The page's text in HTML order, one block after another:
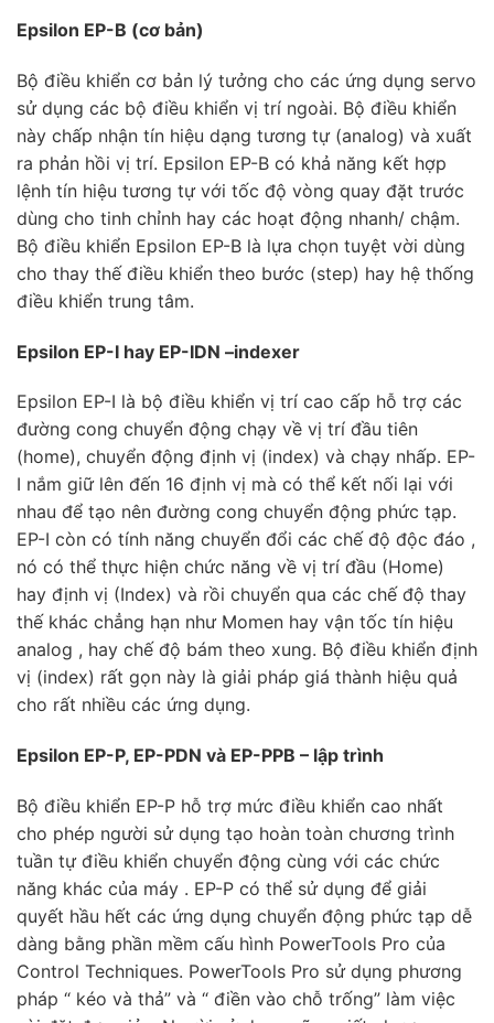
Epsilon EP-B (cơ bản)
Bộ điều khiển cơ bản lý tưởng cho các ứng dụng servo
sử dụng các bộ điều khiển vị trí ngoài. Bộ điều khiển
này chấp nhận tín hiệu dạng tương tự (analog) và xuất
ra phản hồi vị trí. Epsilon EP-B có khả năng kết hợp
lệnh tín hiệu tương tự với tốc độ vòng quay đặt trước
dùng cho tinh chỉnh hay các hoạt động nhanh/ chậm.
Bộ điều khiển Epsilon EP-B là lựa chọn tuyệt vời dùng
cho thay thế điều khiển theo bước (step) hay hệ thống
điều khiển trung tâm.
Epsilon EP-I hay EP-IDN –indexer
Epsilon EP-I là bộ điều khiển vị trí cao cấp hỗ trợ các
đường cong chuyển động chạy về vị trí đầu tiên
(home), chuyển động định vị (index) và chạy nhấp. EP-
I nắm giữ lên đến 16 định vị mà có thể kết nối lại với
nhau để tạo nên đường cong chuyển động phức tạp.
EP-I còn có tính năng chuyển đổi các chế độ độc đáo ,
nó có thể thực hiện chức năng về vị trí đầu (Home)
hay định vị (Index) và rồi chuyển qua các chế độ thay
thế khác chẳng hạn như Momen hay vận tốc tín hiệu
analog , hay chế độ bám theo xung. Bộ điều khiển định
vị (index) rất gọn này là giải pháp giá thành hiệu quả
cho rất nhiều các ứng dụng.
Epsilon EP-P, EP-PDN và EP-PPB – lập trình
Bộ điều khiển EP-P hỗ trợ mức điều khiển cao nhất
cho phép người sử dụng tạo hoàn toàn chương trình
tuần tự điều khiển chuyển động cùng với các chức
năng khác của máy . EP-P có thể sử dụng để giải
quyết hầu hết các ứng dụng chuyển động phức tạp dễ
dàng bằng phần mềm cấu hình PowerTools Pro của
Control Techniques. PowerTools Pro sử dụng phương
pháp “ kéo và thả” và “ điền vào chỗ trống” làm việc